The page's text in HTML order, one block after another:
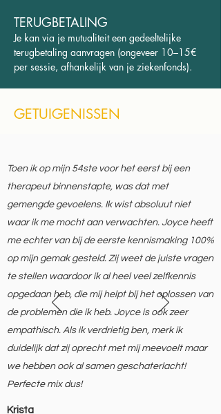
TERUGBETALING
Je kan via je mutualiteit een gedeeltelijke
terugbetaling aanvragen (ongeveer 10–15€
per sessie, afhankelijk van je ziekenfonds).
GETUIGENISSEN
Toen ik op mijn 54ste voor het eerst bij een
therapeut binnenstapte, was dat met
gemengde gevoelens. Ik wist absoluut niet
waar ik me mocht aan verwachten. Joyce heeft
me echter van bij de eerste kennismaking 100%
op mijn gemak gesteld. Zij weet de juiste vragen
te stellen waardoor ik al heel veel zelfkennis
opgedaan heb, die mij helpt bij het oplossen van
de problemen die ik heb. Joyce is ook zeer
empathisch. Als ik verdrietig ben, merk ik
duidelijk dat zij oprecht met mij meevoelt maar
we hebben ook al samen geschaterlacht!
Perfecte mix dus!
Krista